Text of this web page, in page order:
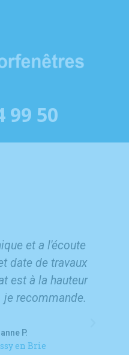
99 50
et a l'écoute
date de travaux
est à la hauteur
je recommande.
P.
en Brie